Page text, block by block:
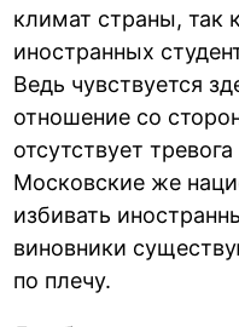
климат страны, так
иностранных
Ведь чувствуется
отношение со
отсутствует
Московские же
избивать
виновники
по плечу.